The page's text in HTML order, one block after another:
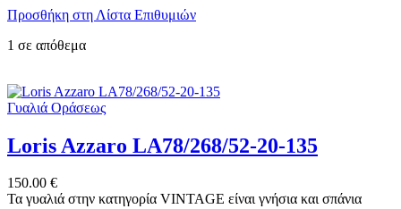
Προσθήκη στη Λίστα Επιθυμιών
1 σε απόθεμα
Γυαλιά Οράσεως
Loris Azzaro LA78/268/52-20-135
150.00 €
Τα γυαλιά στην κατηγορία VINTAGE είναι γνήσια και σπάνια